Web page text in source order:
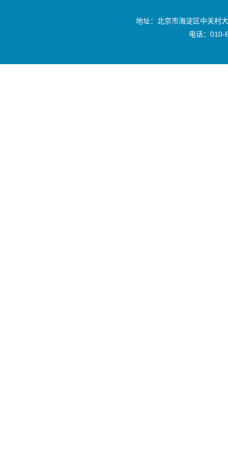
地址：北京市海淀区中关村
电话：